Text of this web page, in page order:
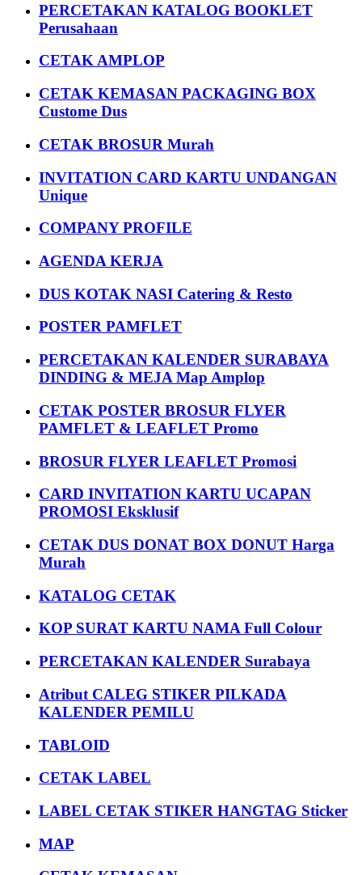
PERCETAKAN KATALOG BOOKLET
Perusahaan
CETAK AMPLOP
CETAK KEMASAN PACKAGING BOX
Custome Dus
CETAK BROSUR Murah
INVITATION CARD KARTU UNDANGAN
Unique
COMPANY PROFILE
AGENDA KERJA
DUS KOTAK NASI Catering & Resto
POSTER PAMFLET
PERCETAKAN KALENDER SURABAYA
DINDING & MEJA Map Amplop
CETAK POSTER BROSUR FLYER
PAMFLET & LEAFLET Promo
BROSUR FLYER LEAFLET Promosi
CARD INVITATION KARTU UCAPAN
PROMOSI Eksklusif
CETAK DUS DONAT BOX DONUT Harga
Murah
KATALOG CETAK
KOP SURAT KARTU NAMA Full Colour
PERCETAKAN KALENDER Surabaya
Atribut CALEG STIKER PILKADA
KALENDER PEMILU
TABLOID
CETAK LABEL
LABEL CETAK STIKER HANGTAG Sticker
MAP